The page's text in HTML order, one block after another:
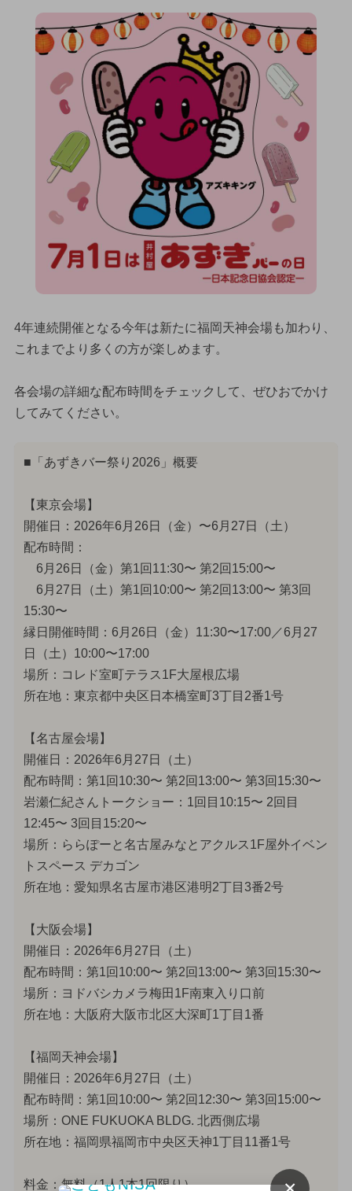
4年連続開催となる今年は新たに福岡天神会場も加わり、
これまでより多くの方が楽しめます。
各会場の詳細な配布時間をチェックして、ぜひおでかけ
してみてください。
■「あずきバー祭り2026」概要
【東京会場】
開催日：2026年6月26日（金）〜6月27日（土）
配布時間：
6月26日（金）第1回11:30〜 第2回15:00〜
6月27日（土）第1回10:00〜 第2回13:00〜 第3回
15:30〜
縁日開催時間：6月26日（金）11:30〜17:00／6月27
日（土）10:00〜17:00
場所：コレド室町テラス1F大屋根広場
所在地：東京都中央区日本橋室町3丁目2番1号
【名古屋会場】
開催日：2026年6月27日（土）
配布時間：第1回10:30〜 第2回13:00〜 第3回15:30〜
岩瀬仁紀さんトークショー：1回目10:15〜 2回目
12:45〜 3回目15:20〜
場所：ららぽーと名古屋みなとアクルス1F屋外イベン
トスペース デカゴン
所在地：愛知県名古屋市港区港明2丁目3番2号
【大阪会場】
開催日：2026年6月27日（土）
配布時間：第1回10:00〜 第2回13:00〜 第3回15:30〜
場所：ヨドバシカメラ梅田1F南東入り口前
所在地：大阪府大阪市北区大深町1丁目1番
【福岡天神会場】
開催日：2026年6月27日（土）
配布時間：第1回10:00〜 第2回12:30〜 第3回15:00〜
場所：ONE FUKUOKA BLDG. 北西側広場
所在地：福岡県福岡市中央区天神1丁目11番1号
料金：無料（1人1本1回限り）